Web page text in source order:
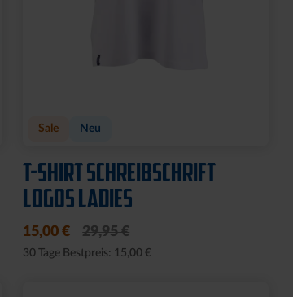
Sale Neu
T-SHIRT SCHREIBSCHRIFT
LOGOS LADIES
15,00 € 29,95 €
30 Tage Bestpreis: 15,00 €